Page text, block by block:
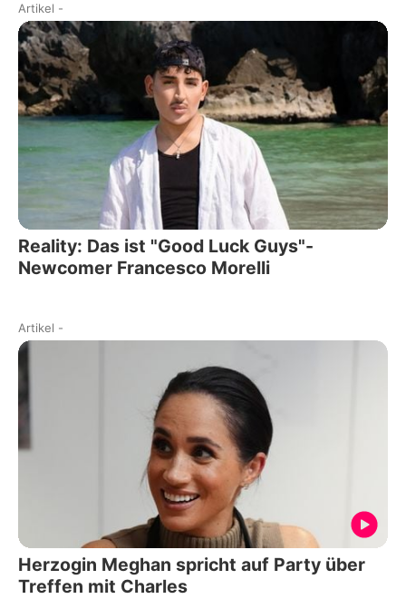
Artikel -
Reality: Das ist "Good Luck Guys"-
Newcomer Francesco Morelli
Artikel -
Herzogin Meghan spricht auf Party über
Treffen mit Charles